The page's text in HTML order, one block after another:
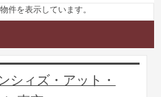
を表示しています。
シィズ・アット・